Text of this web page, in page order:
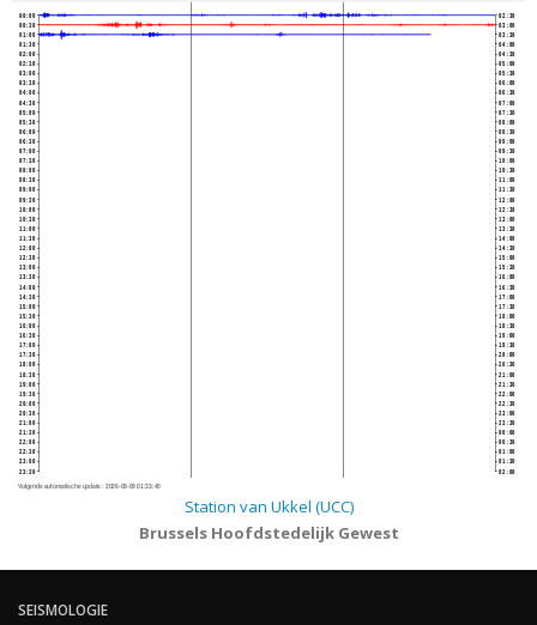
00:00
00:30
01:00
01:30
02:00
02:30
03:00
03:30
04:00
04:30
05:00
05:30
06:00
06:30
07:00
07:30
08:00
08:30
09:00
09:30
10:00
10:30
11:00
11:30
12:00
12:30
13:00
13:30
14:00
14:30
15:00
15:30
16:00
16:30
17:00
17:30
18:00
18:30
19:00
19:30
20:00
20:30
21:00
21:30
22:00
22:30
23:00
23:30
02:30
03:00
03:30
04:00
04:30
05:00
05:30
06:00
06:30
07:00
07:30
08:00
08:30
09:00
09:30
10:00
10:30
11:00
11:30
12:00
12:30
13:00
13:30
14:00
14:30
15:00
15:30
16:00
16:30
17:00
17:30
18:00
18:30
19:00
19:30
20:00
20:30
21:00
21:30
22:00
22:30
23:00
23:30
00:00
00:30
01:00
01:30
02:00
Volgende automatische update : 2026-08-09 01:33:40
Station van Ukkel (UCC)
Brussels Hoofdstedelijk Gewest
SEISMOLOGIE